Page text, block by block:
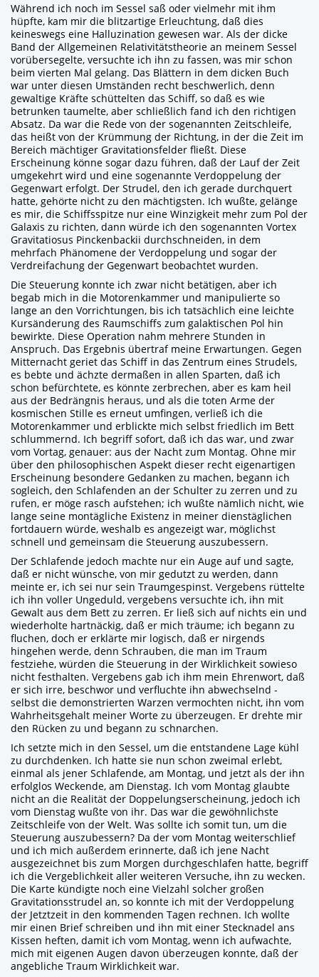
Während ich noch im Sessel saß oder vielmehr mit ihm
hüpfte, kam mir die blitzartige Erleuchtung, daß dies
keineswegs eine Halluzination gewesen war. Als der dicke
Band der Allgemeinen Relativitätstheorie an meinem Sessel
vorübersegelte, versuchte ich ihn zu fassen, was mir schon
beim vierten Mal gelang. Das Blättern in dem dicken Buch
war unter diesen Umständen recht beschwerlich, denn
gewaltige Kräfte schüttelten das Schiff, so daß es wie
betrunken taumelte, aber schließlich fand ich den richtigen
Absatz. Da war die Rede von der sogenannten Zeitschleife,
das heißt von der Krümmung der Richtung, in der die Zeit im
Bereich mächtiger Gravitationsfelder fließt. Diese
Erscheinung könne sogar dazu führen, daß der Lauf der Zeit
umgekehrt wird und eine sogenannte Verdoppelung der
Gegenwart erfolgt. Der Strudel, den ich gerade durchquert
hatte, gehörte nicht zu den mächtigsten. Ich wußte, gelänge
es mir, die Schiffsspitze nur eine Winzigkeit mehr zum Pol der
Galaxis zu richten, dann würde ich den sogenannten Vortex
Gravitatiosus Pinckenbackii durchschneiden, in dem
mehrfach Phänomene der Verdoppelung und sogar der
Verdreifachung der Gegenwart beobachtet wurden.
Die Steuerung konnte ich zwar nicht betätigen, aber ich
begab mich in die Motorenkammer und manipulierte so
lange an den Vorrichtungen, bis ich tatsächlich eine leichte
Kursänderung des Raumschiffs zum galaktischen Pol hin
bewirkte. Diese Operation nahm mehrere Stunden in
Anspruch. Das Ergebnis übertraf meine Erwartungen. Gegen
Mitternacht geriet das Schiff in das Zentrum eines Strudels,
es bebte und ächzte dermaßen in allen Sparten, daß ich
schon befürchtete, es könnte zerbrechen, aber es kam heil
aus der Bedrängnis heraus, und als die toten Arme der
kosmischen Stille es erneut umfingen, verließ ich die
Motorenkammer und erblickte mich selbst friedlich im Bett
schlummernd. Ich begriff sofort, daß ich das war, und zwar
vom Vortag, genauer: aus der Nacht zum Montag. Ohne mir
über den philosophischen Aspekt dieser recht eigenartigen
Erscheinung besondere Gedanken zu machen, begann ich
sogleich, den Schlafenden an der Schulter zu zerren und zu
rufen, er möge rasch aufstehen; ich wußte nämlich nicht, wie
lange seine montägliche Existenz in meiner dienstäglichen
fortdauern würde, weshalb es angezeigt war, möglichst
schnell und gemeinsam die Steuerung auszubessern.
Der Schlafende jedoch machte nur ein Auge auf und sagte,
daß er nicht wünsche, von mir gedutzt zu werden, dann
meinte er, ich sei nur sein Traumgespinst. Vergebens rüttelte
ich ihn voller Ungeduld, vergebens versuchte ich, ihn mit
Gewalt aus dem Bett zu zerren. Er ließ sich auf nichts ein und
wiederholte hartnäckig, daß er mich träume; ich begann zu
fluchen, doch er erklärte mir logisch, daß er nirgends
hingehen werde, denn Schrauben, die man im Traum
festziehe, würden die Steuerung in der Wirklichkeit sowieso
nicht festhalten. Vergebens gab ich ihm mein Ehrenwort, daß
er sich irre, beschwor und verfluchte ihn abwechselnd -
selbst die demonstrierten Warzen vermochten nicht, ihn vom
Wahrheitsgehalt meiner Worte zu überzeugen. Er drehte mir
den Rücken zu und begann zu schnarchen.
Ich setzte mich in den Sessel, um die entstandene Lage kühl
zu durchdenken. Ich hatte sie nun schon zweimal erlebt,
einmal als jener Schlafende, am Montag, und jetzt als der ihn
erfolglos Weckende, am Dienstag. Ich vom Montag glaubte
nicht an die Realität der Doppelungserscheinung, jedoch ich
vom Dienstag wußte von ihr. Das war die gewöhnlichste
Zeitschleife von der Welt. Was sollte ich somit tun, um die
Steuerung auszubessern? Da der vom Montag weiterschlief
und ich mich außerdem erinnerte, daß ich jene Nacht
ausgezeichnet bis zum Morgen durchgeschlafen hatte, begriff
ich die Vergeblichkeit aller weiteren Versuche, ihn zu wecken.
Die Karte kündigte noch eine Vielzahl solcher großen
Gravitationsstrudel an, so konnte ich mit der Verdoppelung
der Jetztzeit in den kommenden Tagen rechnen. Ich wollte
mir einen Brief schreiben und ihn mit einer Stecknadel ans
Kissen heften, damit ich vom Montag, wenn ich aufwachte,
mich mit eigenen Augen davon überzeugen konnte, daß der
angebliche Traum Wirklichkeit war.